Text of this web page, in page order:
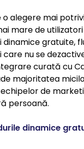
o alegere mai
mare de
gratuite,
care nu se
curată cu
majoritatea
echipelor de
persoană.
dinamice